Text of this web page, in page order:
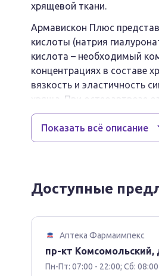
хрящевой ткани.
Армавискон Плюс
кислоты (натрия
кислота – необходимый
концентрациях в составе
вязкость и эластичность
хряща. При остеоартрозе
в составе синовиальной
приводит к улучшению
восстановления вязкости
поверхностей, что
преждевременного
имеет амортизационные
повреждения).
Показать всё описание
Доступные
Аптека Фармаимпекс
пр-кт Комсомольский,
Пн-Пт: 07:00 - 22:00; Сб: